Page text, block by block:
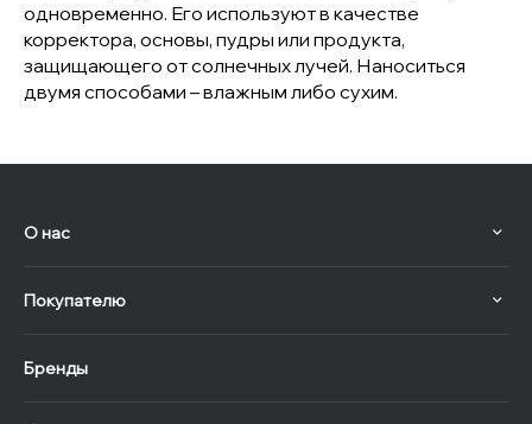
одновременно. Его используют в качестве
корректора, основы, пудры или продукта,
защищающего от солнечных лучей. Наноситься
двумя способами – влажным либо сухим.
О нас
Покупателю
Бренды